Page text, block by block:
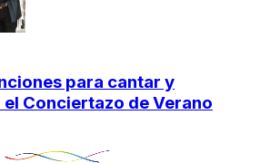
para cantar y
Conciertazo de Verano